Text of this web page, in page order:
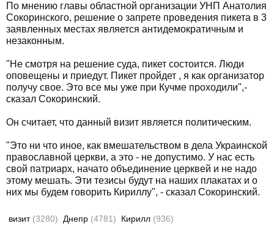
По мнению главы областной организации УНП Анатолия
Сокоринского, решение о запрете проведения пикета в 3
заявленных местах является антидемократичным и
незаконным.
"Не смотря на решение суда, пикет состоится. Люди
оповещены и приедут. Пикет пройдет , я как организатор
получу свое. Это все мы уже при Кучме проходили",-
сказал Сокоринский.
Он считает, что данный визит является политическим.
"Это ни что иное, как вмешательством в дела Украинской
православной церкви, а это - не допустимо. У нас есть
свой патриарх, начато объединение церквей и не надо
этому мешать. Эти тезисы будут на наших плакатах и о
них мы будем говорить Кириллу", - сказал Сокоринский.
визит (3280) Днепр (4781) Кирилл (936)